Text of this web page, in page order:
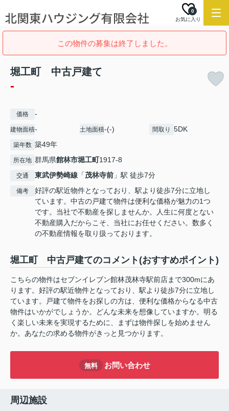
お気に入り
0
この物件の募集は終了しました。
堀工町 中古戸建て
-
価格 -
建物面積- 土地面積-(-) 間取り 5DK
築年数 築49年
所在地 群馬県館林市堀工町1917‐8
交通 東武伊勢崎線 「茂林寺前 」駅 徒歩7分
備考
好評の駅近物件となっており、駅より徒歩7分に立地し
ています。中古の戸建て物件は便利な価格が魅力の1つ
です。当社で不動産を探しませんか。人生に何度とない
不動産購入だからこそ、当社にお任せください。数多く
の不動産情報を取り扱っております。
堀工町 中古戸建てのコメント(おすすめポイント)
こちらの物件はセブンイレブン館林茂林寺駅前店まで300mにあ
ります。好評の駅近物件となっており、駅より徒歩7分に立地し
ています。戸建て物件をお探しの方は、便利な価格からなる中古
物件はいかがでしょうか。どんな未来を想像していますか。明る
く楽しい未来を実現するために、まずは物件探しを始めません
か。あなたの求める物件がきっと見つかります。
無料 お問い合わせ
周辺施設